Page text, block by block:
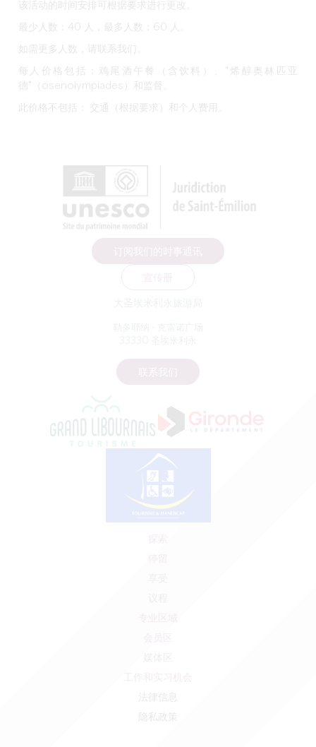
该活动的时间安排可根据要求进行更改。
最少人数：40 人，最多人数：60 人。
如需更多人数，请联系我们。
每人价格包括：
鸡尾酒午餐（含饮料）、"烯醇奥林匹亚
德"（osenolympiades）和监督。
此价格不包括： 交通（根据要求）和个人费用。
法律信息
隐私政策